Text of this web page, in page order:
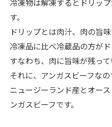
冷凍物は解凍するとドリッ
す。
ドリップとは肉汁、肉の旨味
冷凍品に比べ冷蔵品の方がド
すなわち、肉に旨味が残って
それに、アンガスビーフな
ニュージーランド産とオー
ンガスビーフです。